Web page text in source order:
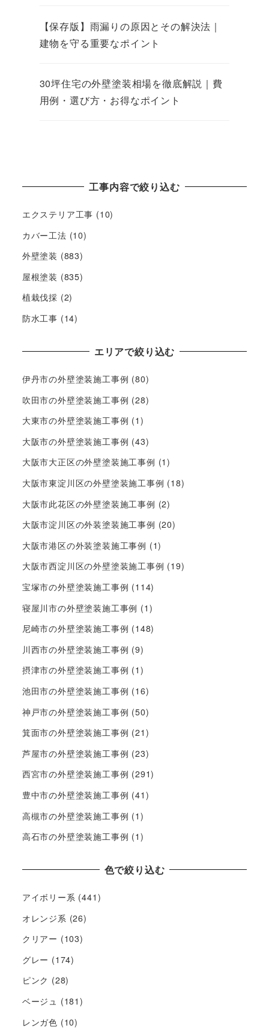
【保存版】雨漏りの原因とその解決法｜
建物を守る重要なポイント
30坪住宅の外壁塗装相場を徹底解説｜費
用例・選び方・お得なポイント
工事内容で絞り込む
エクステリア工事 (10)
カバー工法 (10)
外壁塗装 (883)
屋根塗装 (835)
植栽伐採 (2)
防水工事 (14)
エリアで絞り込む
伊丹市の外壁塗装施工事例 (80)
吹田市の外壁塗装施工事例 (28)
大東市の外壁塗装施工事例 (1)
大阪市の外壁塗装施工事例 (43)
大阪市大正区の外壁塗装施工事例 (1)
大阪市東淀川区の外壁塗装施工事例 (18)
大阪市此花区の外壁塗装施工事例 (2)
大阪市淀川区の外装塗装施工事例 (20)
大阪市港区の外装塗装施工事例 (1)
大阪市西淀川区の外壁塗装施工事例 (19)
宝塚市の外壁塗装施工事例 (114)
寝屋川市の外壁塗装施工事例 (1)
尼崎市の外壁塗装施工事例 (148)
川西市の外壁塗装施工事例 (9)
摂津市の外壁塗装施工事例 (1)
池田市の外壁塗装施工事例 (16)
神戸市の外壁塗装施工事例 (50)
箕面市の外壁塗装施工事例 (21)
芦屋市の外壁塗装施工事例 (23)
西宮市の外壁塗装施工事例 (291)
豊中市の外壁塗装施工事例 (41)
高槻市の外壁塗装施工事例 (1)
高石市の外壁塗装施工事例 (1)
色で絞り込む
アイボリー系 (441)
オレンジ系 (26)
クリアー (103)
グレー (174)
ピンク (28)
ベージュ (181)
レンガ色 (10)